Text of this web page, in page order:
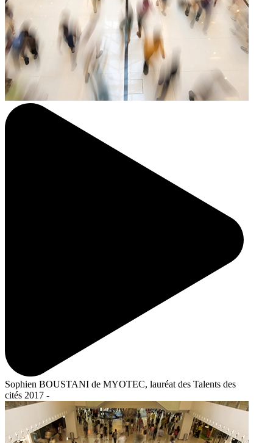
Sophien BOUSTANI de MYOTEC, lauréat des Talents des
cités 2017 -